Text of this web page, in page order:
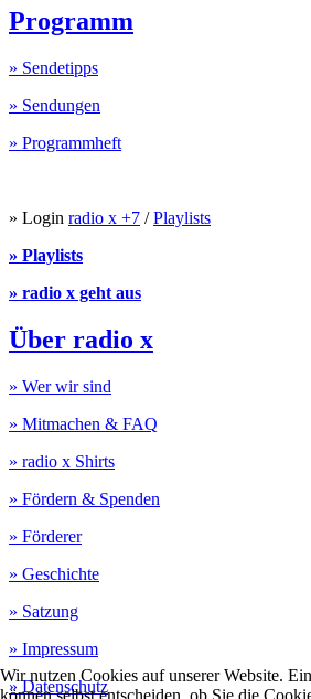
Programm
» Sendetipps
» Sendungen
» Programmheft
» Login radio x +7 /Playlists
» Playlists
» radio x geht aus
Über radio x
» Wer wir sind
» Mitmachen & FAQ
» radio x Shirts
» Fördern & Spenden
» Förderer
» Geschichte
» Satzung
» Impressum
» Datenschutz
Wir nutzen Cookies auf unserer Website.
können selbst entscheiden, ob Sie die